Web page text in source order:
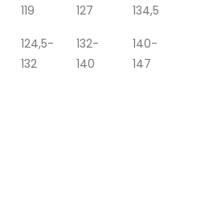
119
127
134,5
124,5-
132
132-
140
140-
147